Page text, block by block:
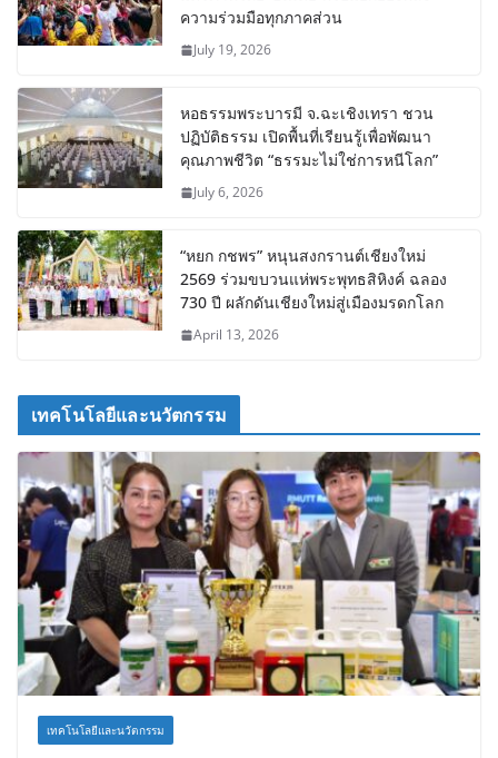
ความร่วมมือทุกภาคส่วน
July 19, 2026
หอธรรมพระบารมี จ.ฉะเชิงเทรา ชวน
ปฏิบัติธรรม เปิดพื้นที่เรียนรู้เพื่อพัฒนา
คุณภาพชีวิต “ธรรมะไม่ใช่การหนีโลก”
July 6, 2026
“หยก กชพร” หนุนสงกรานต์เชียงใหม่
2569 ร่วมขบวนแห่พระพุทธสิหิงค์ ฉลอง
730 ปี ผลักดันเชียงใหม่สู่เมืองมรดกโลก
April 13, 2026
เทคโนโลยีและนวัตกรรม
เทคโนโลยีและนวัตกรรม